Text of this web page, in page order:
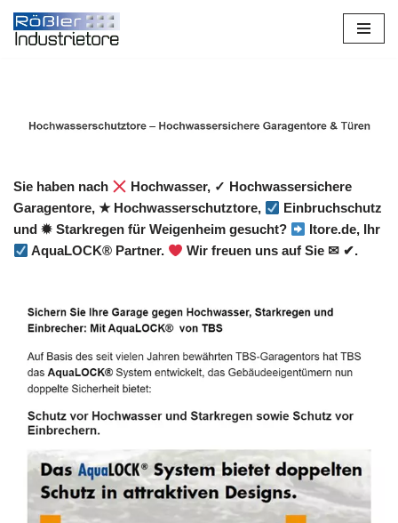
Zum
Sie haben nach
Hochwasser, ✓ Hochwassersichere
Garagentore, ★ Hochwasserschutztore,
Einbruchschutz
und ✹ Starkregen für Weigenheim gesucht?
Itore.de, Ihr
AquaLOCK® Partner.
Wir freuen uns auf Sie ✉ ✔.